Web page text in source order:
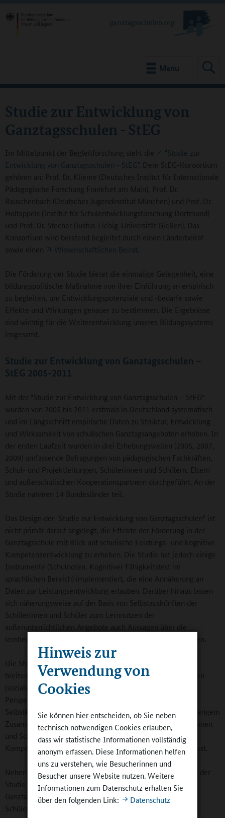
Hinweis zur
Verwendung von
Cookies
Sie können hier entscheiden, ob Sie neben
technisch notwendigen Cookies erlauben,
dass wir statistische Informationen vollständig
anonym erfassen. Diese Informationen helfen
uns zu verstehen, wie Besucherinnen und
Besucher unsere Website nutzen. Weitere
Informationen zum Datenschutz erhalten Sie
über den folgenden Link:
Datenschutz
Menu
Studie zur Entwicklung von
Ganztagsschulen - StEG
Im Mittelpunkt der Begleitforschung steht die
"Studie zur
Entwicklung von Ganztagsschulen - StEG". Dem StEG-Konsortium
gehören an: Prof. Dr. Klieme (Deutsches Institut für Internationale
Pädagogische Forschung Frankfurt am Main), Prof. Dr.
Rauschenbach (Deutsches Jugendinstitut München) und Prof. Dr.
Holtappels (Institut für Schulentwicklungsforschung Dortmund)
und Prof. Dr. Stecher (Justus-Liebig-Universität Gießen). Das
Konsortium wird beratend begleitet durch einen Länderbeirat
sowie einen
Wissenschaftlichen Beirat
Die Förderung der Studie bietet die einmalige Gelegenheit, eine
bildungspolitische Maßnahme von ihrer Einführung an empirisch
zu begleiten, um Entwicklungspotenziale und -bedarfe sowie
Effekte und Wirkungen genauer zu bestimmen. Die Ergebnisse
sind wichtig für die Weiterentwicklung unseres Bildungssystems
insgesamt.
Studie zur Entwicklung von Ganztagsschulen –
StEG 2005-2011
Mit der "Studie zur Entwicklung von Ganztagsschulen – StEG“
wurden von 2005 bis 2011 erstmals in Deutschland systematisch
und im Längsschnitt empirische Daten zu Struktur, Entwicklung
und Wirksamkeit von schulischen Ganztagsangeboten erhoben. In
der ersten Laufzeit wurden in drei Erhebungswellen (2005, 2007,
2009) umfassende Befragungen von pädagogischen Fachkräften,
Schul- und Projektleitungen, Schülerinnen und Schülern, Eltern
und außerschulischen Kooperationspartnern durchgeführt. An der
Studie nahmen 14 Bundesländer teil.
Das Design der "Studie zur Entwicklung von Ganztagsschulen" ist
nicht primär darauf angelegt, die Effekte der Förderung in der
Ganztagsschule mit Blick auf schulische Leistungs- und kognitive
Kompetenzentwicklung zu erheben. Die Studie hat jedoch einige
Instrumente (Schulnoten, Kognitiver Fähigkeitstest im
sprachlichen Bereich) implementiert, die eine Annäherung an
Daten zur Leistungsentwicklung erlauben. Darüber hinaus lassen
sich näherungsweise auf der Basis von Selbstauskünften der
Schülerinnen und Schüler zum Lernnutzen der
außerunterrichtlichen Angebote auch Aussagen über die
lernbezogene Wirkungsqualität der Ganztagsangebote treffen.
Die Studie zielt weiterhin auf die Erfassung eines möglichst
breiten Spektrums von Schülerkompetenzen und merkmalen
(soziale Kompetenzen wie prosoziales Verhalten und
Perspektivenübernahme, Lernmotivation,
Selbstkonzeptentwicklung, Schulfreude und andere), die in engem
Zusammenhang mit der Leistungsentwicklung von Schülerinnen
und Schüler stehen. Damit wird ein breiter Rahmen von
Kompetenzen und entwicklungsrelevanten Merkmalen erfasst.
Neben schulbezogenen Auswirkungen steht im Mittelpunkt der
Studie die Frage, wie sich die Teilnahme an schulischen
Ganztagsangeboten auf das Freizeit- und Familienleben der
Schülerinnen und Schüler auswirkt.